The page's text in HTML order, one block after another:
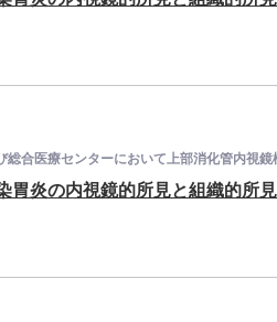
合医療センターにおいて上部消化管内視
胃炎の内視鏡的所見と組織的所